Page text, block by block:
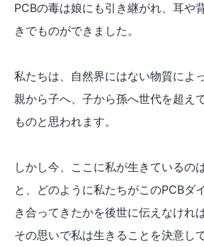
PCBの毒は娘にも引き継がれ、耳や
きでものができました。
私たちは、自然界にはない物質によ
親から子へ、子から孫へ世代を超え
ものと思われます。
しかし今、ここに私が生きているの
と、どのように私たちがこのPCBダ
き合ってきたかを後世に伝えなけれ
その思いで私は生きることを決意し